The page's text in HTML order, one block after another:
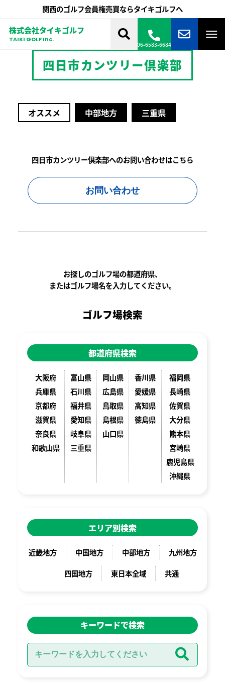
関西のゴルフ会員権売買ならタイキゴルフへ
株式会社タイキゴルフ
TAIKI GOLF Inc.
06-6583-6684
四日市カンツリー倶楽部
オススメ 中部地方 三重県
四日市カンツリー倶楽部へのお問い合わせはこちら
お問い合わせ
お探しのゴルフ場の都道府県、
またはゴルフ場名を入力してください。
ゴルフ場検索
都道府県検索
大阪府
兵庫県
京都府
滋賀県
奈良県
和歌山県
富山県
石川県
福井県
愛知県
岐阜県
三重県
岡山県
広島県
鳥取県
島根県
山口県
香川県
愛媛県
高知県
徳島県
福岡県
長崎県
佐賀県
大分県
熊本県
宮崎県
鹿児島県
沖縄県
エリア別検索
近畿地方 中国地方 中部地方
九州地方
四国地方
東日本全域 共通
キーワードで検索